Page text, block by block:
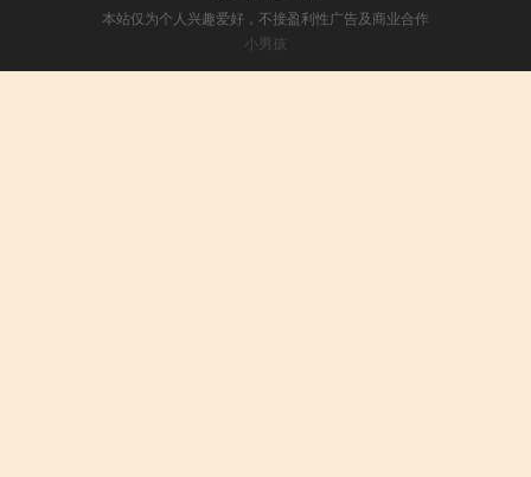
本站仅为个人兴趣爱好，不接盈利性广告及商业合作
小男孩